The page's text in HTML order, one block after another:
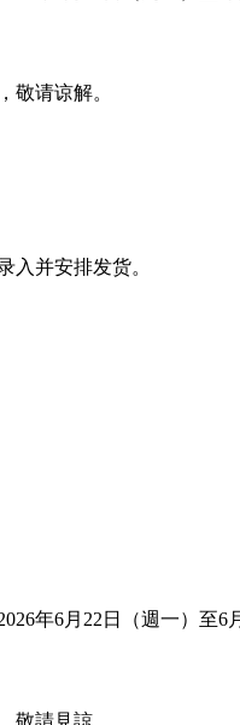
敬请谅解。
入并安排发货。
年6月22日（週一）至6
敬請見諒。